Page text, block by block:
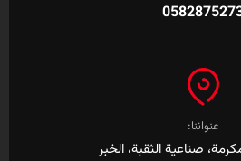
عنواننا:
صناعية الثقبة، الخبر